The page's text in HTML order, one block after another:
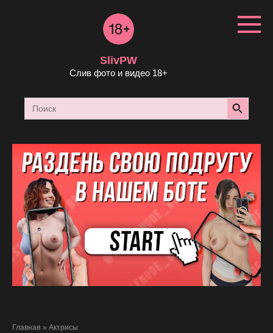
SlivPW
Слив фото и видео 18+
Search
for:
Search Button
Главная » Актрисы